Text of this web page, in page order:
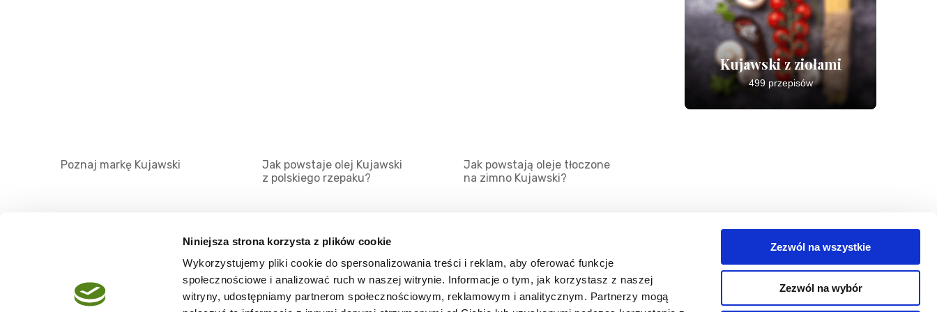
Niniejsza strona korzysta z plików cookie
Wykorzystujemy pliki cookie do spersonalizowania treści i reklam, aby oferować funkcje
społecznościowe i analizować ruch w naszej witrynie. Informacje o tym, jak korzystasz z naszej
witryny, udostępniamy partnerom społecznościowym, reklamowym i analitycznym. Partnerzy mogą
Zezwól na wszystkie
Zezwól na wybór
Kujawski z ziołami
499 przepisów
Poznaj markę Kujawski
Jak powstaje olej Kujawski
z polskiego rzepaku?
Jak powstają oleje tłoczone
na zimno Kujawski?
Regulamin
Mapa serwisu
Kanały RSS
Kategorie
Kontakt